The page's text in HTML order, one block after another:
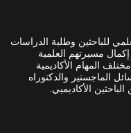
للباحثين وطلبة الدراسات
مسيرتهم العلمية
المهام الأكاديمية
الماجستير والدكتوراه
الأكاديميي.